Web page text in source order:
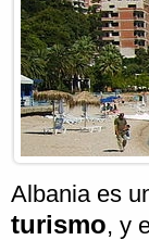
Albania es
turismo, y